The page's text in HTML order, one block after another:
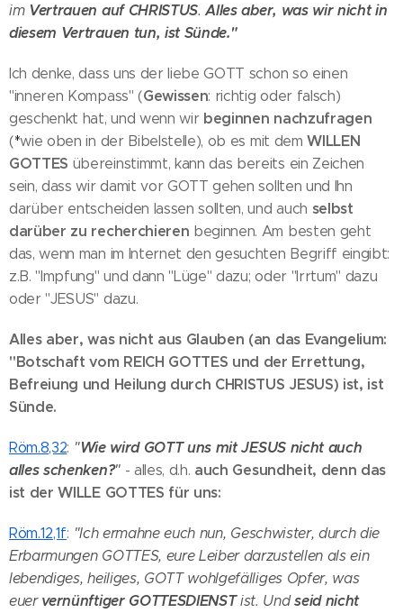
im Vertrauen auf CHRISTUS. Alles aber, was wir nicht in
diesem Vertrauen tun, ist Sünde."
Ich denke, dass uns der liebe GOTT schon so einen
"inneren Kompass" (Gewissen: richtig oder falsch)
geschenkt hat, und wenn wir beginnen nachzufragen
(*wie oben in der Bibelstelle), ob es mit demWILLEN
GOTTES übereinstimmt, kann das bereits ein Zeichen
sein, dass wir damit vor GOTT gehen sollten und Ihn
darüber entscheiden lassen sollten, und auch selbst
darüber zu recherchieren beginnen. Am besten geht
das, wenn man im Internet den gesuchten Begriff eingibt:
z.B. "Impfung" und dann "Lüge" dazu; oder "Irrtum" dazu
oder "JESUS" dazu.
Alles aber, was nicht aus Glauben (an das Evangelium:
"Botschaft vom REICH GOTTES und der Errettung,
Befreiung und Heilung durch CHRISTUS JESUS) ist, ist
Sünde.
Röm.8,32: "Wie wird GOTT uns mit JESUS nicht auch
alles schenken?"- alles, d.h. auch Gesundheit, denn das
ist der WILLE GOTTES für uns:
Röm.12,1f: "Ich ermahne euch nun, Geschwister, durch die
Erbarmungen GOTTES, eure Leiber darzustellen als ein
lebendiges, heiliges, GOTT wohlgefälliges Opfer, was
euer vernünftiger GOTTESDIENSTist. Undseid nicht